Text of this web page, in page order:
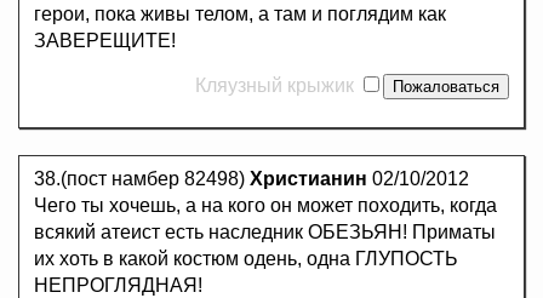
герои, пока живы телом, а там и поглядим как
ЗАВЕРЕЩИТЕ!
Кляузный крыжик
38.(пост намбер 82498) Христианин 02/10/2012
Чего ты хочешь, а на кого он может походить, когда
всякий атеист есть наследник ОБЕЗЬЯН! Приматы
их хоть в какой костюм одень, одна ГЛУПОСТЬ
НЕПРОГЛЯДНАЯ!